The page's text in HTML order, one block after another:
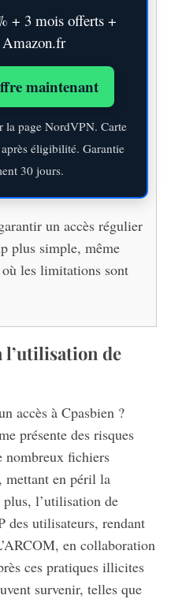
+ 3 mois offerts +
Amazon.fr
maintenant
la page NordVPN. Carte
éligibilité. Garantie
30 jours.
un accès régulier
plus simple, même
les limitations sont
l’utilisation de
accès à Cpasbien ?
présente des risques
nombreux fichiers
mettant en péril la
l’utilisation de
des utilisateurs, rendant
en collaboration
ces pratiques illicites
survenir, telles que